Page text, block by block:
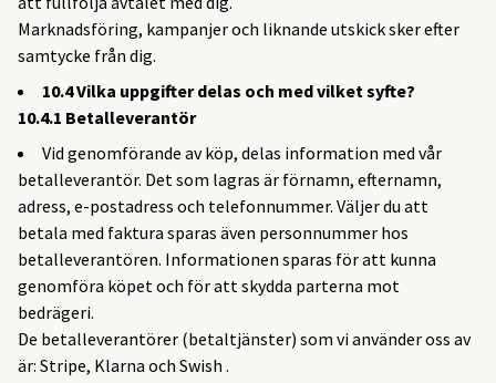
Marknadsföring, kampanjer och liknande utskick sker efter
samtycke från dig.
10.4 Vilka uppgifter delas och med vilket syfte?
10.4.1 Betalleverantör
Vid genomförande av köp, delas information med vår
betalleverantör. Det som lagras är förnamn, efternamn,
adress, e-postadress och telefonnummer. Väljer du att
betala med faktura sparas även personnummer hos
betalleverantören. Informationen sparas för att kunna
genomföra köpet och för att skydda parterna mot
bedrägeri.
De betalleverantörer (betaltjänster) som vi använder oss av
är: Stripe, Klarna och Swish .